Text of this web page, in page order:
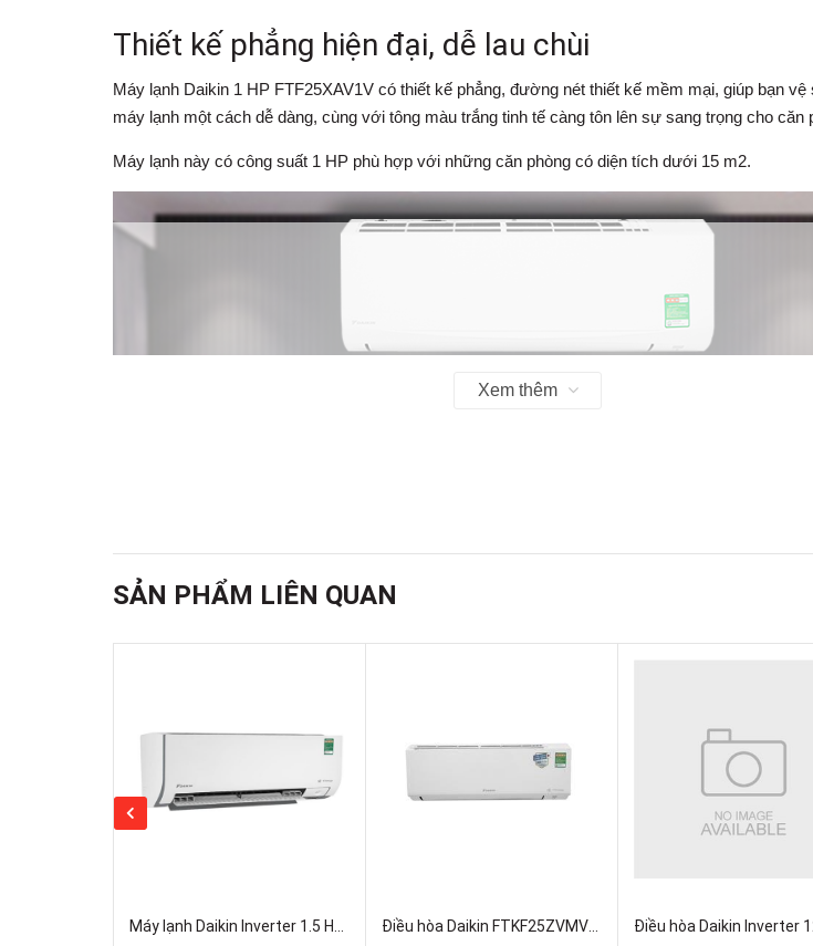
Thiết kế phẳng hiện đại, dễ lau chùi
Máy lạnh Daikin 1 HP FTF25XAV1V có thiết kế phẳng, đường nét thiết kế mềm mại, giúp bạn vệ
máy lạnh một cách dễ dàng, cùng với tông màu trắng tinh tế càng tôn lên sự sang trọng cho căn
Máy lạnh này có công suất 1 HP phù hợp với những căn phòng có diện tích dưới 15 m2.
lạnh không Inverter
Với công suất tiêu thụ trung bình là 0.78 kW/h, chiếc
nhãn tiết
3 saocho dòng máy lạnh không Inverter. Với số điện năng tiêu thụ trung bình chiếc máy lạnh
thua kém về khả năng tiết kiệm điện so với một số dòng máy lạnh Inverter.
Xem thêm
SẢN PHẨM LIÊN QUAN
Máy lạnh Daikin Inverter 1.5 HP FTKM35AVMV Điều hòa Daikin FTKF25ZVMV/RKF25ZVMV